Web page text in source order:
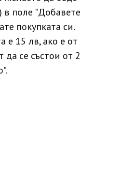
в поле "Добавете
покупката си.
е 15 лв, ако е от
да се състои от 2